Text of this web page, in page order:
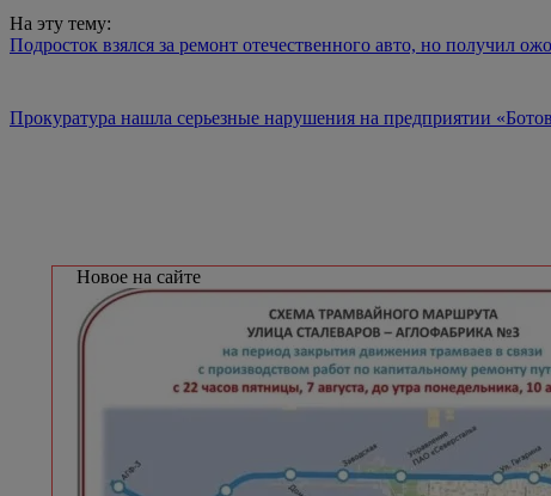
На эту тему:
Подросток взялся за ремонт отечественного авто, но получил
Прокуратура нашла серьезные нарушения на предприятии
Новое на сайте